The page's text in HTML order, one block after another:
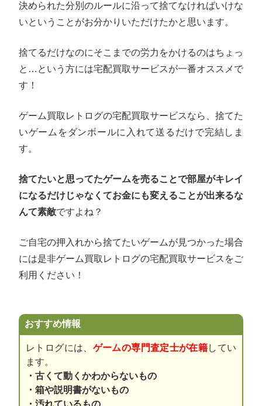
決められた分別のルールに沿って捨てなければいけな
いということがお分かりいただけたかと思います。
捨てるだけなのにそこまでの労力をかけるのはちょっ
と…という方には宅配買取サービスが一番オススメで
す！
ゲーム買取レトログの宅配買取サービスなら、捨てた
いゲームをダンボールに入れて送るだけで完結しま
す。
捨てたいと思ってたゲームを売ることで部屋がキレイ
になるだけじゃなくてお金にも変えることが出来るな
んて素敵ですよね？
ご自宅の押入れから捨てたいゲームが見つかった場合
には是非ゲーム買取レトログの宅配買取サービスをご
利用ください！
おすすめ情報
レトログには、 ゲームの専門査定士が在籍してい
ます。
・古くて動くかわからないもの
・箱や説明書がないもの
・汚れているもの